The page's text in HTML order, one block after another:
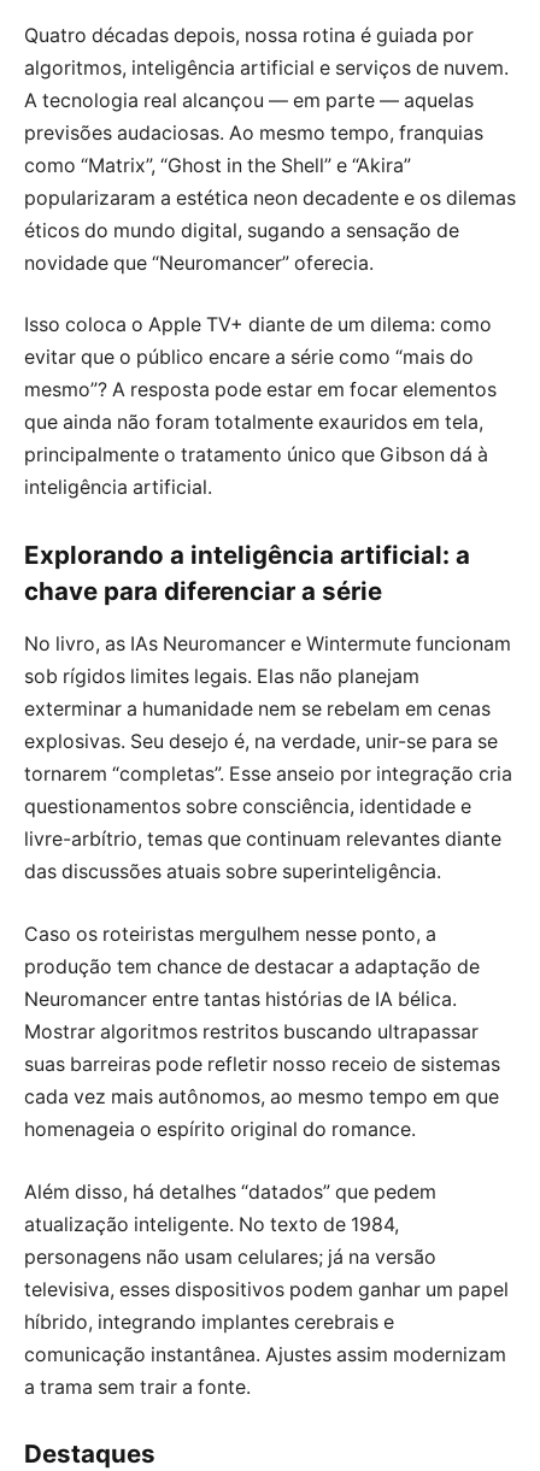
Quatro décadas depois, nossa rotina é guiada por
algoritmos, inteligência artificial e serviços de nuvem.
A tecnologia real alcançou — em parte — aquelas
previsões audaciosas. Ao mesmo tempo, franquias
como “Matrix”, “Ghost in the Shell” e “Akira”
popularizaram a estética neon decadente e os dilemas
éticos do mundo digital, sugando a sensação de
novidade que “Neuromancer” oferecia.
Isso coloca o Apple TV+ diante de um dilema: como
evitar que o público encare a série como “mais do
mesmo”? A resposta pode estar em focar elementos
que ainda não foram totalmente exauridos em tela,
principalmente o tratamento único que Gibson dá à
inteligência artificial.
Explorando a inteligência artificial: a
chave para diferenciar a série
No livro, as IAs Neuromancer e Wintermute funcionam
sob rígidos limites legais. Elas não planejam
exterminar a humanidade nem se rebelam em cenas
explosivas. Seu desejo é, na verdade, unir-se para se
tornarem “completas”. Esse anseio por integração cria
questionamentos sobre consciência, identidade e
livre-arbítrio, temas que continuam relevantes diante
das discussões atuais sobre superinteligência.
Caso os roteiristas mergulhem nesse ponto, a
produção tem chance de destacar a adaptação de
Neuromancer entre tantas histórias de IA bélica.
Mostrar algoritmos restritos buscando ultrapassar
suas barreiras pode refletir nosso receio de sistemas
cada vez mais autônomos, ao mesmo tempo em que
homenageia o espírito original do romance.
Além disso, há detalhes “datados” que pedem
atualização inteligente. No texto de 1984,
personagens não usam celulares; já na versão
televisiva, esses dispositivos podem ganhar um papel
híbrido, integrando implantes cerebrais e
comunicação instantânea. Ajustes assim modernizam
a trama sem trair a fonte.
Destaques